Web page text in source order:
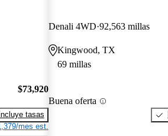
$73,920
tasas
mes est.
Denali 4WD 92,563 millas
Kingwood, TX
69 millas
Buena oferta